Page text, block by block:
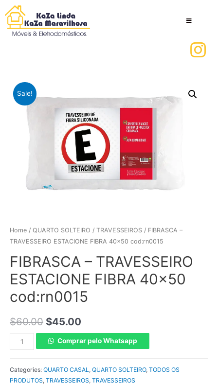
Sale!
Home / QUARTO SOLTEIRO / TRAVESSEIROS / FIBRASCA –
TRAVESSEIRO ESTACIONE FIBRA 40×50 cod:rn0015
FIBRASCA – TRAVESSEIRO
ESTACIONE FIBRA 40×50
cod:rn0015
$60.00 $45.00
Comprar pelo Whatsapp
Categories: QUARTO CASAL, QUARTO SOLTEIRO, TODOS OS
PRODUTOS, TRAVESSEIROS, TRAVESSEIROS